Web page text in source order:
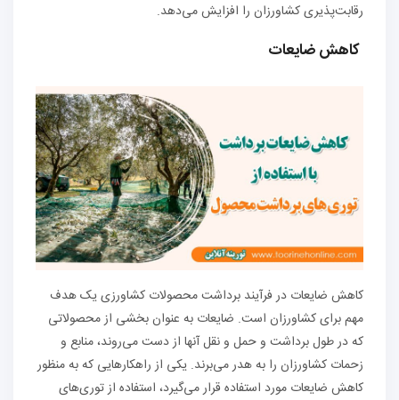
رقابت‌پذیری کشاورزان را افزایش می‌دهد.
کاهش ضایعات
کاهش ضایعات در فرآیند برداشت محصولات کشاورزی یک هدف
مهم برای کشاورزان است. ضایعات به عنوان بخشی از محصولاتی
که در طول برداشت و حمل و نقل آنها از دست می‌روند، منابع و
زحمات کشاورزان را به هدر می‌برند. یکی از راهکارهایی که به منظور
کاهش ضایعات مورد استفاده قرار می‌گیرد، استفاده از توری‌های